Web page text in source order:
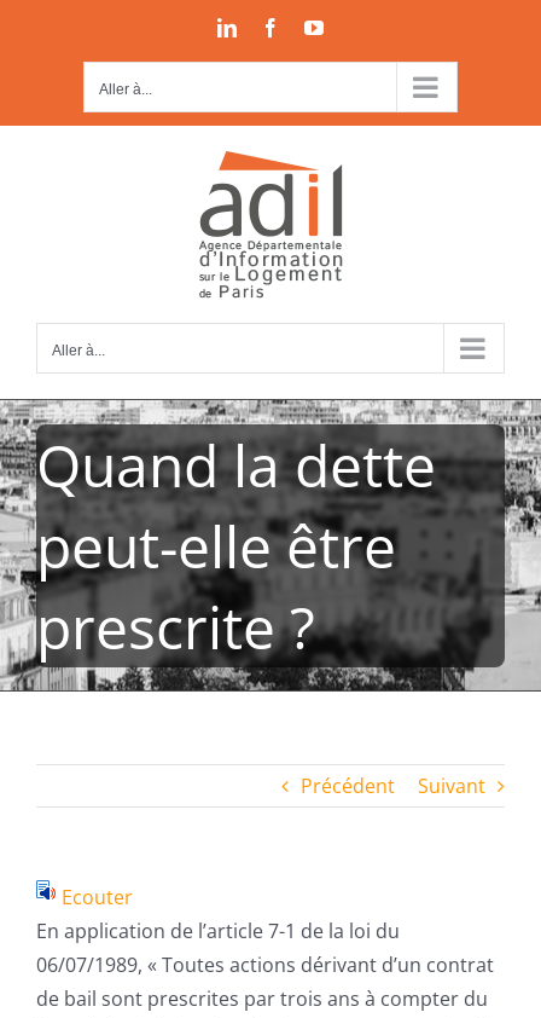
LinkedInFacebookYouTube
Aller à...
Aller à...
Quand la dette
peut-elle être
prescrite ?
Précédent Suivant
Ecouter
En application de l’article 7-1 de la loi du
06/07/1989, « Toutes actions dérivant d’un contrat
de bail sont prescrites par trois ans à compter du